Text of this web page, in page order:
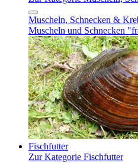
Muscheln, Schnecken &
Muscheln und Schnecken
Fischfutter
Zur Kategorie Fischfutter